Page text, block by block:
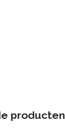
producten